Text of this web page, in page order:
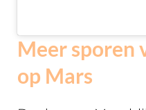
Meer sporen
op Mars